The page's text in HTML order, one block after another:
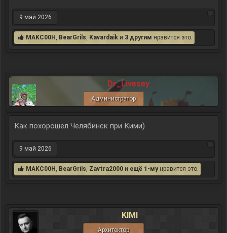
9 май 2026
MAKC00H , BearGrils, Kavardaik и 3 другим нравится это.
Dr_Livesey
Администратор
Как похорошел Челябинск при Кими)
9 май 2026
MAKC00H , BearGrils, Zavtra2000 и ещё 1-мунравится это.
KIMI
Архитектор